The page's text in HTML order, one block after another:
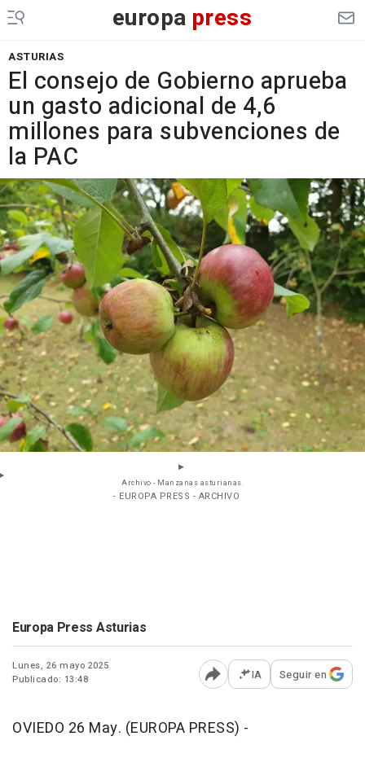
europa press
ASTURIAS
El consejo de Gobierno aprueba
un gasto adicional de 4,6
millones para subvenciones de
la PAC
Archivo - Manzanas asturianas.
- EUROPA PRESS - ARCHIVO
Europa Press Asturias
Lunes, 26 mayo 2025
Publicado: 13:48
Abrir opciones para
IA Seguir en
OVIEDO 26 May. (EUROPA PRESS) -